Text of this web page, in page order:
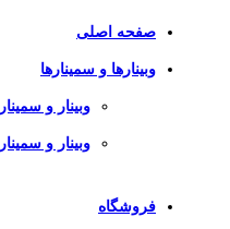
صفحه اصلی
وبینارها و سمینارها
وبینار و
وبینار و
فروشگاه